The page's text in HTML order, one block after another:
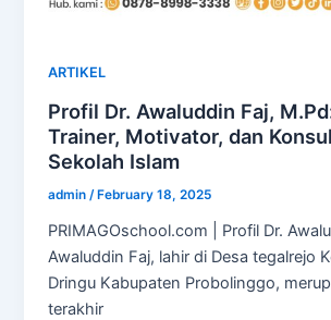
ARTIKEL
Profil Dr. Awaluddin Faj,
Trainer, Motivator, dan
Sekolah Islam
admin/ February 18, 2025
PRIMAGOschool.com | Profil Dr.
Awaluddin Faj, lahir di Desa tegalrejo
Dringu Kabupaten Probolinggo,
terakhir